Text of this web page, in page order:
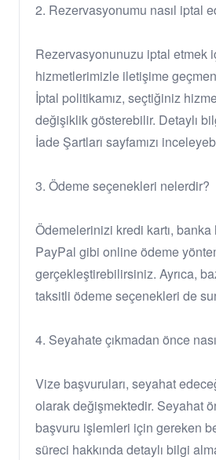
2. Rezervasyonumu nasıl iptal
Rezervasyonunuzu iptal etmek
hizmetlerimizle iletişime
İptal politikamız, seçtiğiniz
değişiklik gösterebilir. Detaylı
İade Şartları sayfamızı
3. Ödeme seçenekleri nelerdir?
Ödemelerinizi kredi kartı,
PayPal gibi online ödeme
gerçekleştirebilirsiniz. Ayrıca,
taksitli ödeme seçenekleri de
4. Seyahate çıkmadan önce
Vize başvuruları, seyahat
olarak değişmektedir. Seyahat
başvuru işlemleri için gereken
süreci hakkında detaylı bilgi